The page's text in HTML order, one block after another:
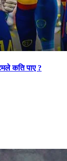
कति पाए ?